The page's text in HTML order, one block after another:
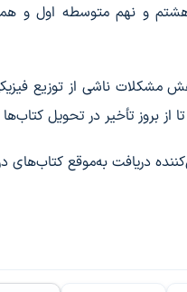
هشتم و نهم متوسطه اول و
مشکلات ناشی از توزیع
بروز تأخیر در تحویل
دریافت به‌موقع